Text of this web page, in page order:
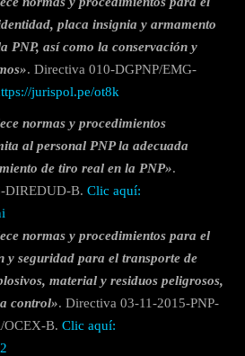
placa insignia y armamento
PNP, así como la conservación y
. Directiva 010-DGPNP/EMG-
jurispol.pe/ot8k
normas y procedimientos
al personal PNP la adecuada
de tiro real en la PNP».
DIREDUD-B. Clic aquí:
normas y procedimientos para el
y seguridad para el transporte de
material y residuos peligrosos,
control». Directiva 03-11-2015-PNP-
OCEX-B. Clic aquí: